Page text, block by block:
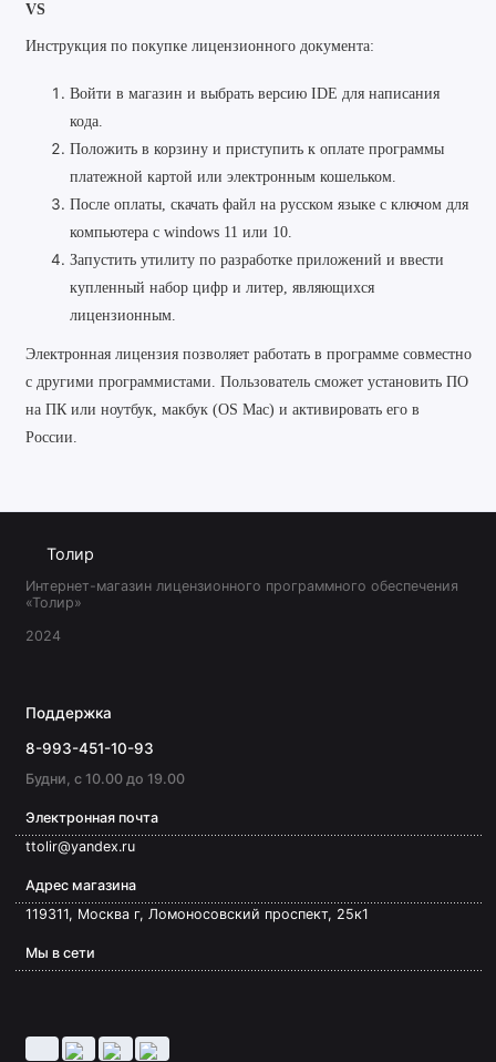
VS
Инструкция по покупке лицензионного документа:
Войти в магазин и выбрать версию IDE для написания
кода.
Положить в корзину и приступить к оплате программы
платежной картой или электронным кошельком.
После оплаты, скачать файл на русском языке с ключом для
компьютера с windows 11 или 10.
Запустить утилиту по разработке приложений и ввести
купленный набор цифр и литер, являющихся
лицензионным.
Электронная лицензия позволяет работать в программе совместно
с другими программистами. Пользователь сможет установить ПО
на ПК или ноутбук, макбук (OS Mac) и активировать его в
России.
Толир
Интернет-магазин лицензионного программного обеспечения
«Толир»
2024
Поддержка
8-993-451-10-93
Будни, с 10.00 до 19.00
Электронная почта
ttolir@yandex.ru
Адрес магазина
119311, Москва г, Ломоносовский проспект, 25к1
Мы в сети